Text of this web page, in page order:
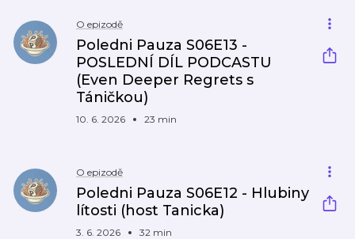
O epizodě
Poledni Pauza S06E13 -
POSLEDNÍ DÍL PODCASTU
(Even Deeper Regrets s
Táničkou)
10. 6. 2026 23 min
O epizodě
Poledni Pauza S06E12 - Hlubiny
lítosti (host Tanicka)
3. 6. 2026 32 min